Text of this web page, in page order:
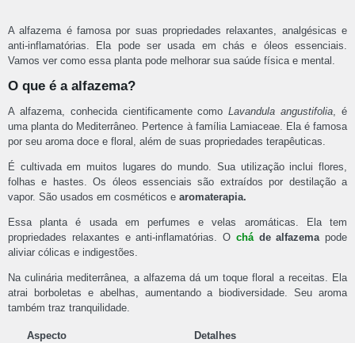
A alfazema é famosa por suas propriedades relaxantes, analgésicas e
anti-inflamatórias. Ela pode ser usada em chás e óleos essenciais.
Vamos ver como essa planta pode melhorar sua saúde física e mental.
O que é a alfazema?
A alfazema, conhecida cientificamente comoLavandula angustifolia, é
uma planta do Mediterrâneo. Pertence à família Lamiaceae. Ela é famosa
por seu aroma doce e floral, além de suas propriedades terapêuticas.
É cultivada em muitos lugares do mundo. Sua utilização inclui flores,
folhas e hastes. Os óleos essenciais são extraídos por destilação a
vapor. São usados em cosméticos e aromaterapia.
Essa planta é usada em perfumes e velas aromáticas. Ela tem
propriedades relaxantes e anti-inflamatórias. O cháde alfazemapode
aliviar cólicas e indigestões.
Na culinária mediterrânea, a alfazema dá um toque floral a receitas. Ela
atrai borboletas e abelhas, aumentando a biodiversidade. Seu aroma
também traz tranquilidade.
Aspecto
Detalhes